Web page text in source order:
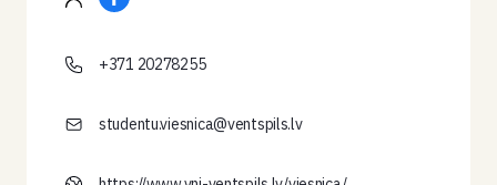
+371 20278255
studentu.viesnica@ventspils.lv